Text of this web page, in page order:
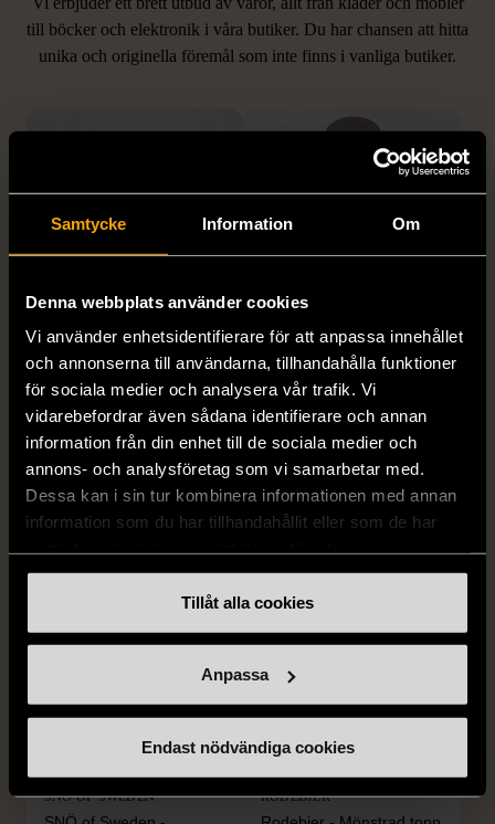
Samtycke Information Om
Denna webbplats använder cookies
Vi använder enhetsidentifierare för att anpassa innehållet
och annonserna till användarna, tillhandahålla funktioner
för sociala medier och analysera vår trafik. Vi
vidarebefordrar även sådana identifierare och annan
information från din enhet till de sociala medier och
annons- och analysföretag som vi samarbetar med.
Dessa kan i sin tur kombinera informationen med annan
information som du har tillhandahållit eller som de har
Tillåt alla cookies
Anpassa
Endast nödvändiga cookies
till böcker och elektronik i våra butiker. Du har chansen att hitta
unika och originella föremål som inte finns i vanliga butiker.
LIKNANDE PRODUKTER
Hitta produkter som påminner om denna
1/5
EDBLAD
Edblad - Glow - Armband
Mycket gott skick
DYRBERG/KERN
Dyrberg/Kern - Delise -
Halsband med
blomformat hänge
Mycket gott skick
249 kr
SNÖ OF SWEDEN
RODEBJER